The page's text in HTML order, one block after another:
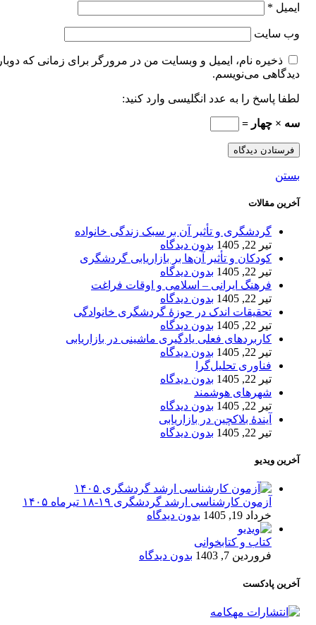
ایمیل *
وب‌ سایت
ذخیره نام، ایمیل و وبسایت من در مرورگر برای زمانی که
دیدگاهی می‌نویسم.
لطفا پاسخ را به عدد انگلیسی وارد کنید:
سه × چهار =
بستن
آخرین مقالات
گردشگری و تأثیر آن بر سبک زندگی خانواده
تیر 22, 1405
بدون دیدگاه
کودکان و تأثیر آن‌ها بر بازاریابی گردشگری
تیر 22, 1405
بدون دیدگاه
فرهنگ ایرانی – اسلامی و اوقات فراغت
تیر 22, 1405
بدون دیدگاه
تحقیقات اندک در حوزۀ گردشگری خانوادگی
تیر 22, 1405
بدون دیدگاه
کاربردهای فعلی یادگیری ماشینی در بازاریابی
تیر 22, 1405
بدون دیدگاه
فناوری تحلیل‌گرا
تیر 22, 1405
بدون دیدگاه
شهرهای هوشمند
تیر 22, 1405
بدون دیدگاه
آیندۀ بلاکچین در بازاریابی
تیر 22, 1405
بدون دیدگاه
آخرین ویدیو
آزمون کارشناسی ارشد گردشگری ۱۹-۱۸ تیرماه ۱۴۰۵
خرداد 19, 1405
بدون دیدگاه
کتاب و کتابخوانی
فروردین 7, 1403
بدون دیدگاه
آخرین پادکست